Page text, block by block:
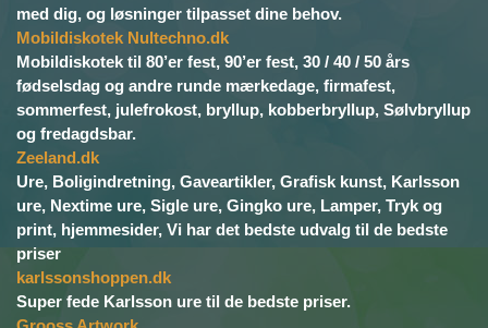
med dig, og løsninger tilpasset dine behov.
Mobildiskotek Nultechno.dk
Mobildiskotek til 80’er fest, 90’er fest, 30 / 40 / 50 års
fødselsdag og andre runde mærkedage, firmafest,
sommerfest, julefrokost, bryllup, kobberbryllup, Sølvbryllup
og fredagdsbar.
Zeeland.dk
Ure, Boligindretning, Gaveartikler, Grafisk kunst, Karlsson
ure, Nextime ure, Sigle ure, Gingko ure, Lamper, Tryk og
print, hjemmesider, Vi har det bedste udvalg til de bedste
priser
karlssonshoppen.dk
Super fede Karlsson ure til de bedste priser.